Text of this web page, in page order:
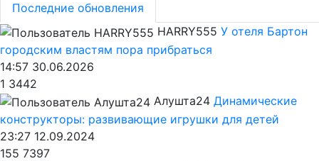
Последние обновления
HARRY555 У отеля Бартон
городским властям пора прибраться
14:57 30.06.2026
1 3442
Алушта24 Динамические
конструкторы: развивающие игрушки для детей
23:27 12.09.2024
155 7397